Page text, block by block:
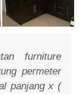
furniture
permeter
panjang x (